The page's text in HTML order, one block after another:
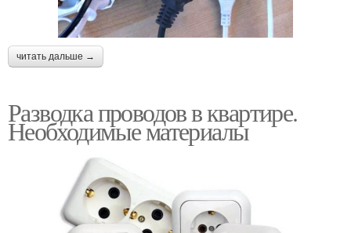
читать дальше →
Разводка проводов в квартире.
Необходимые материалы